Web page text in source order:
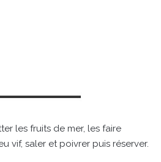
les fruits de mer, les faire
vif, saler et poivrer puis réserver.